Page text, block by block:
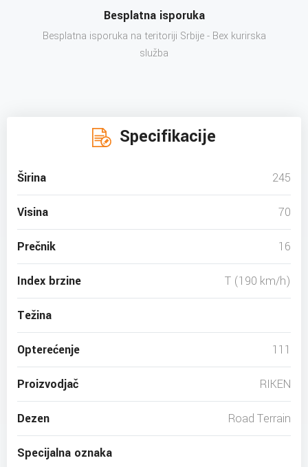
Besplatna isporuka
Besplatna isporuka na teritoriji Srbije - Bex kurirska
služba
Specifikacije
Širina 245
Visina 70
Prečnik 16
Index brzine T (190 km/h)
Težina
Opterećenje 111
Proizvodjač RIKEN
Dezen Road Terrain
Specijalna oznaka